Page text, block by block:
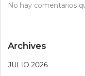
No hay comentarios
Archives
JULIO 2026